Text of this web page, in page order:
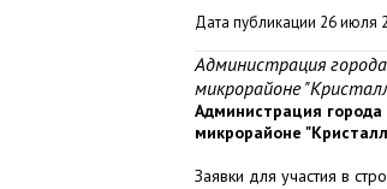
Дата публикации 26 июля
Администрация
микрорайоне
Администрация
микрорайоне
Заявки для участия в